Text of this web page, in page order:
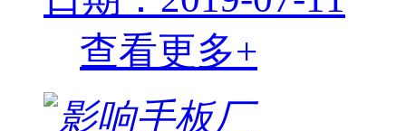
查看更多+